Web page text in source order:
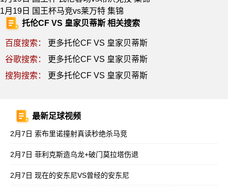
1月19日 国王杯马竞vs莱万特 集锦
托伦CF VS 皇家贝蒂斯 相关搜索
百度搜索：
更多托伦CF VS 皇家贝蒂斯
谷歌搜索：
更多托伦CF VS 皇家贝蒂斯
搜狗搜索：
更多托伦CF VS 皇家贝蒂斯
最新足球视频
2月7日 索布里诺撞射真读秒绝杀马竞
2月7日 菲利克斯造乌龙+破门莫拉塔伤退
2月7日 现在的安东尼VS曾经的安东尼